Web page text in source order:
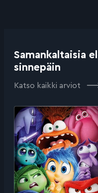
Samankaltaisia
sinnepäin
Katso kaikki arviot